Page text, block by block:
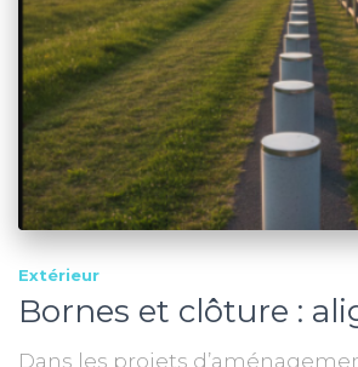
Extérieur
Bornes et clôture :
Dans les projets